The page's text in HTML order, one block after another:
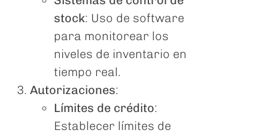
stock: Uso de software
para monitorear los
niveles de inventario en
tiempo real.
Autorizaciones:
Límites de crédito:
Establecer límites de